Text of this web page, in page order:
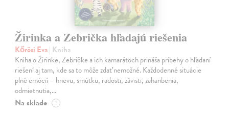
Žirinka a Zebrička hľadajú riešenia
Kőrösi Eva| Kniha
Kniha o Žirinke, Zebričke a ich kamarátoch prináša príbehy o hľadaní
riešení aj tam, kde sa to môže zdať nemožné. Každodenné situácie
plné emócií – hnevu, smútku, radosti, závisti, zahanbenia,
odmietnutia,…
Na sklade ?